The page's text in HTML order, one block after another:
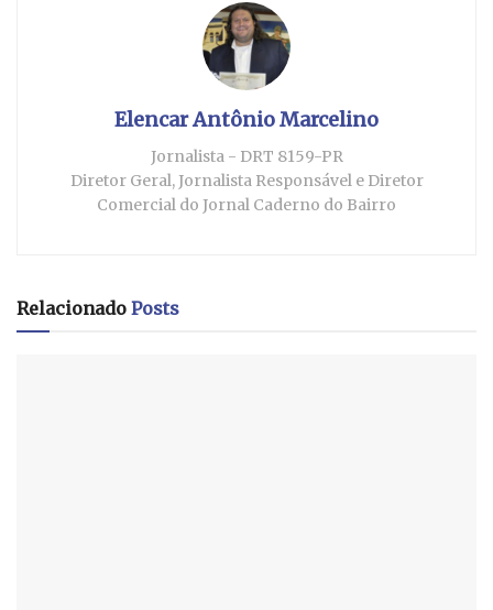
Elencar Antônio Marcelino
Jornalista - DRT 8159-PR
Diretor Geral, Jornalista Responsável e Diretor
Comercial do Jornal Caderno do Bairro
Relacionado Posts